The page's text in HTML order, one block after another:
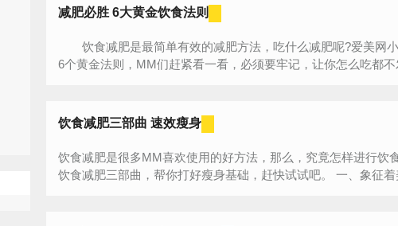
减肥必胜 6大黄金饮食法则
饮食减肥是最简单有效的减肥方法，吃什么减肥呢?爱美网
6个黄金法则，MM们赶紧看一看，必须要牢记，让你怎么
饮食减肥三部曲 速效瘦身
饮食减肥是很多MM喜欢使用的好方法，那么，究竟怎样进行饮
饮食减肥三部曲，帮你打好瘦